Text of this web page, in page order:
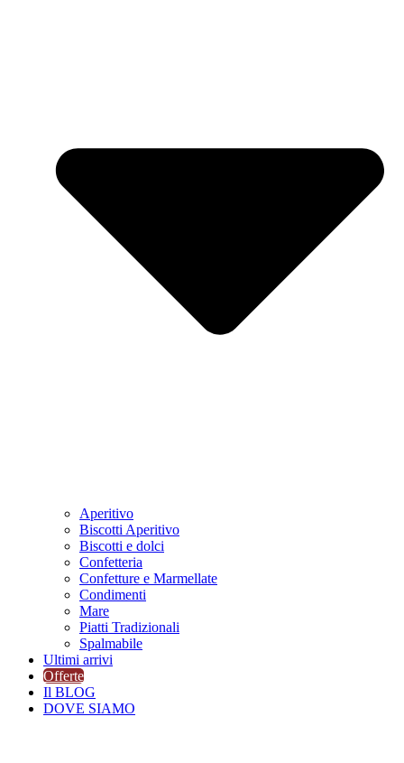
Aperitivo
Biscotti Aperitivo
Biscotti e dolci
Confetteria
Confetture e Marmellate
Condimenti
Mare
Piatti Tradizionali
Spalmabile
Ultimi arrivi
Offerte
Il BLOG
DOVE SIAMO